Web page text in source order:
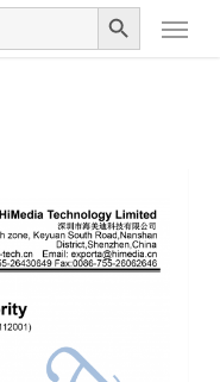
Search Button Menu